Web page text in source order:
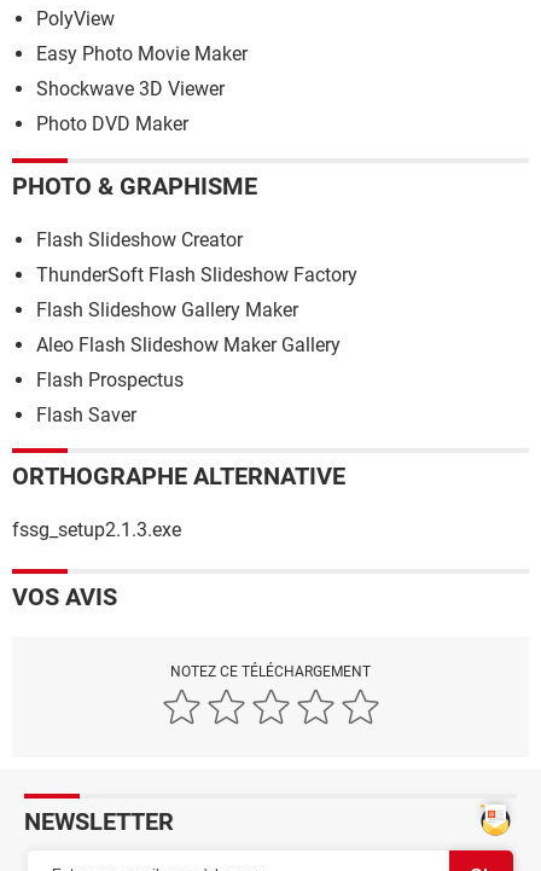
PolyView
Easy Photo Movie Maker
Shockwave 3D Viewer
Photo DVD Maker
PHOTO & GRAPHISME
Flash Slideshow Creator
ThunderSoft Flash Slideshow Factory
Flash Slideshow Gallery Maker
Aleo Flash Slideshow Maker Gallery
Flash Prospectus
Flash Saver
ORTHOGRAPHE ALTERNATIVE
fssg_setup2.1.3.exe
VOS AVIS
NOTEZ CE TÉLÉCHARGEMENT
NEWSLETTER